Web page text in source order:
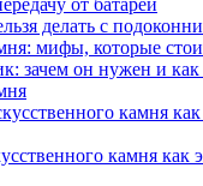
делать с
мифы, которые
зачем он нужен и как
камня
камня как